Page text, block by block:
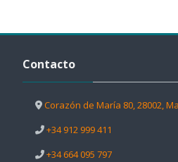
Contacto
Corazón de María 80, 28002,
+34 912 999 411
+34 664 095 797